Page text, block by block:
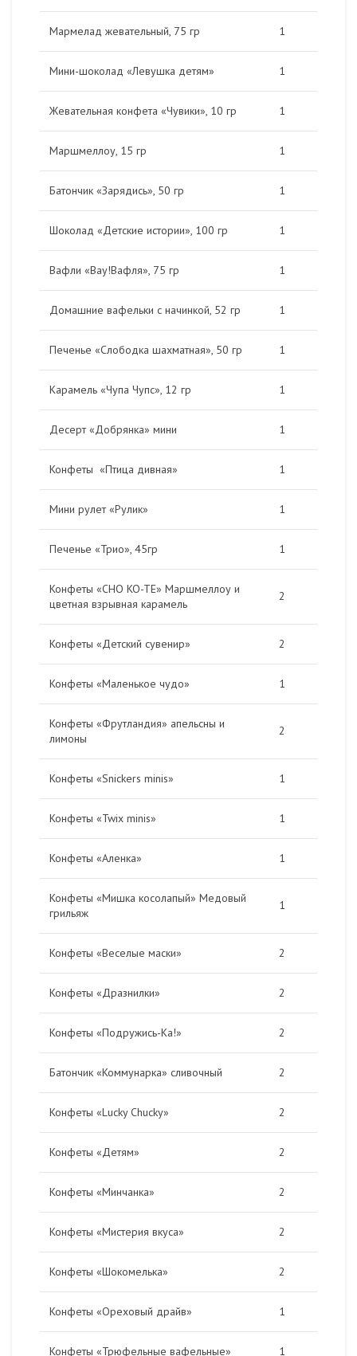
Мармелад жевательный, 75 гр 1
Мини-шоколад «Левушка детям» 1
Жевательная конфета «Чувики», 10 гр 1
Маршмеллоу, 15 гр 1
Батончик «Зарядись», 50 гр 1
Шоколад «Детские истории», 100 гр 1
Вафли «Вау!Вафля», 75 гр 1
Домашние вафельки с начинкой, 52 гр 1
Печенье «Слободка шахматная», 50 гр 1
Карамель «Чупа Чупс», 12 гр 1
Десерт «Добрянка» мини 1
Конфеты «Птица дивная» 1
Мини рулет «Рулик» 1
Печенье «Трио», 45гр 1
Конфеты «CHO KO-TE» Маршмеллоу и
цветная взрывная карамель
2
Конфеты «Детский сувенир» 2
Конфеты «Маленькое чудо» 1
Конфеты «Фрутландия» апельсны и
лимоны
2
Конфеты «Snickers minis» 1
Конфеты «Twix minis» 1
Конфеты «Аленка» 1
Конфеты «Мишка косолапый» Медовый
грильяж
1
Конфеты «Веселые маски» 2
Конфеты «Дразнилки» 2
Конфеты «Подружись-Ка!» 2
Батончик «Коммунарка» сливочный 2
Конфеты «Lucky Сhucky» 2
Конфеты «Детям» 2
Конфеты «Минчанка» 2
Конфеты «Мистерия вкуса» 2
Конфеты «Шокомелька» 2
Конфеты «Ореховый драйв» 1
Конфеты «Трюфельные вафельные» 1